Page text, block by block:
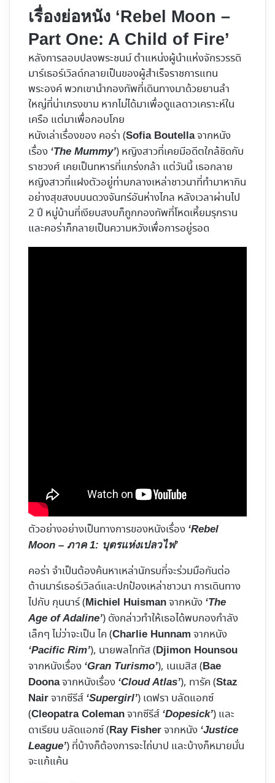
เรื่องย่อหนัง ‘Rebel Moon –
Part One: A Child of Fire’
หลังการลอบปลงพระชนม์ ตำแหน่งผู้นำแห่งจักรวรรดิ
มาร์เธอร์เวิลด์กลายเป็นของผู้สำเร็จราชการแทน
พระองค์ พวกเขานำกองทัพที่เดินทางมาด้วยยานลำ
ใหญ่ที่น่าเกรงขาม หากไม่ได้มาเพื่อดูแลดาวเคราะห์ใน
เครือ แต่มาเพื่อกอบโกย
หนังเล่าเรื่องของ คอร่า (Sofia Boutellaจากหนัง
เรื่อง ‘The Mummy’) หญิงสาวที่เคยมีอดีตใกล้ชิดกับ
ราชวงศ์ เคยเป็นทหารที่แกร่งกล้า แต่วันนี้ เธอกลาย
หญิงสาวที่แฝงตัวอยู่ท่ามกลางเหล่าชาวนาที่ทำมาหากิน
อย่างสุขสงบบนดวงจันทร์อันห่างไกล หลังเวลาผ่านไป
2 ปี หมู่บ้านที่เงียบสงบก็ถูกกองทัพที่โหดเหี้ยมรุกราน
และคอร่าก็กลายเป็นความหวังเพื่อการอยู่รอด
ตัวอย่างอย่างเป็นทางการของหนังเรื่อง ‘Rebel
Moon – ภาค 1: บุตรแห่งเปลวไฟ’
คอร่า จำเป็นต้องค้นหาเหล่านักรบที่จะร่วมมือกันต่อ
ต้านมาร์เธอร์เวิลด์และปกป้องเหล่าชาวนา การเดินทาง
ไปกับ กุนนาร์ (Michiel Huisman จากหนัง ‘The
Age of Adaline’) ดังกล่าวทำให้เธอได้พบกองกำลัง
เล็กๆ ไม่ว่าจะเป็น ไค (Charlie Hunnam จากหนัง
‘Pacific Rim’), นายพลไททัส (Djimon Hounsou
จากหนังเรื่อง ‘Gran Turismo’), เนเมสิส (Bae
Doonaจากหนังเรื่อง ‘Cloud Atlas’), ทารัค (Staz
Nair จากซีรีส์ ‘Supergirl’) เดฟรา บลัดแอกซ์
(Cleopatra Coleman จากซีรีส์ ‘Dopesick’) และ
ดาเรียน บลัดแอกซ์ (Ray Fisher จากหนัง ‘Justice
League’) ที่บ้างก็ต้องการจะไถ่บาป และบ้างก็หมายมั่น
จะแก้แค้น